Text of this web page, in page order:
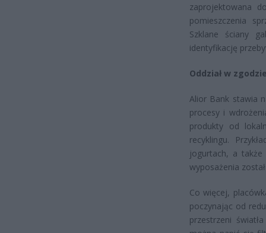
zaprojektowana
pomieszczenia
Szklane ściany
identyfikację
Oddział w
Alior Bank stawia
procesy i
produkty od
recyklingu.
jogurtach, a
wyposażenia
Co więcej,
poczynając od
przestrzeni